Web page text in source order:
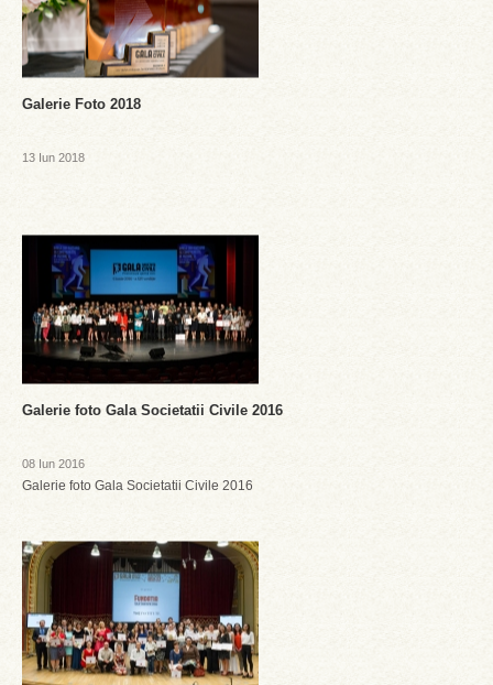
Galerie Foto 2018
13 Iun 2018
Galerie foto Gala Societatii Civile 2016
08 Iun 2016
Galerie foto Gala Societatii Civile 2016